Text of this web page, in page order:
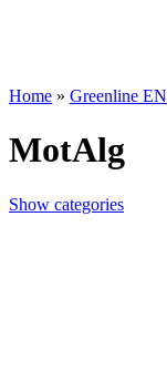
Home » Greenline EN
MotAlg
Show categories